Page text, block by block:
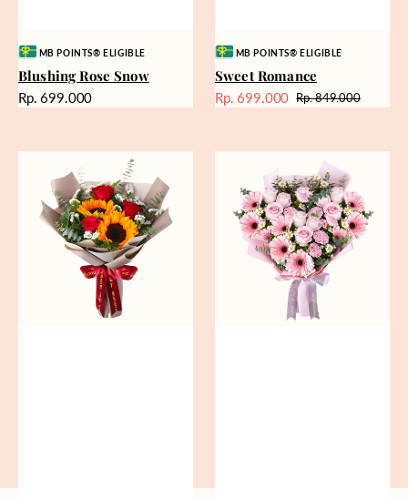
Vendor:MB POINTS® ELIGIBLE
Blushing Rose Snow
Harga
Rp. 699.000
Vendor:MB POINTS® ELIGIBLE
Sweet Romance
Harga
Rp. 699.000 Harga
Rp. 849.000
Garden
Perfection